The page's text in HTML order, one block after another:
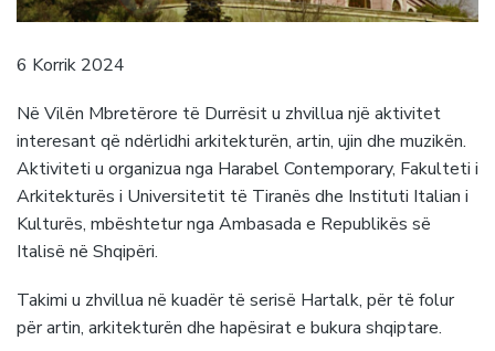
6 Korrik 2024
Në Vilën Mbretërore të Durrësit u zhvillua një aktivitet
interesant që ndërlidhi arkitekturën, artin, ujin dhe muzikën.
Aktiviteti u organizua nga Harabel Contemporary, Fakulteti i
Arkitekturës i Universitetit të Tiranës dhe Instituti Italian i
Kulturës, mbështetur nga Ambasada e Republikës së
Italisë në Shqipëri.
Takimi u zhvillua në kuadër të serisë Hartalk, për të folur
për artin, arkitekturën dhe hapësirat e bukura shqiptare.